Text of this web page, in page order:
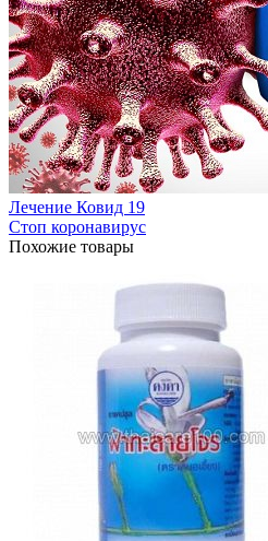
Лечение Ковид 19
Стоп коронавирус
Похожие товары